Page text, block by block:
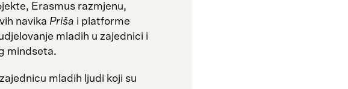
Erasmus razmjenu,
navika Priša i platforme
mladih u zajednici i
mindseta.
mladih ljudi koji su